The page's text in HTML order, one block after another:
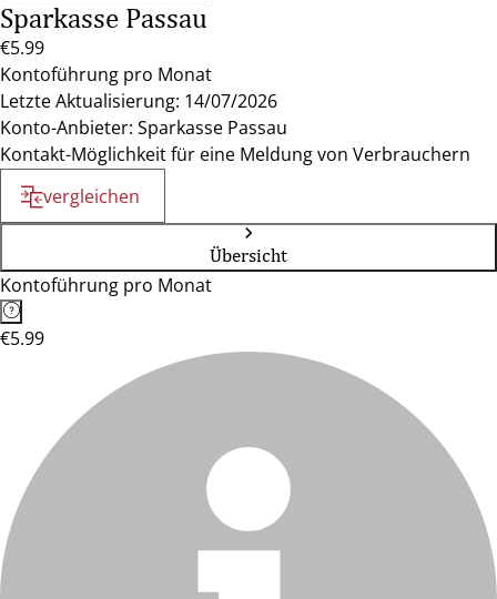
Sparkasse Passau
€5.99
Kontoführung pro Monat
Letzte Aktualisierung: 14/07/2026
Konto-Anbieter: Sparkasse Passau
Kontakt-Möglichkeit für eine Meldung von Verbrauchern
vergleichen
Übersicht
Kontoführung pro Monat
€5.99